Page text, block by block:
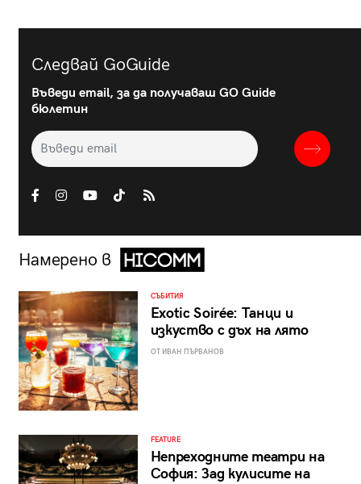
Следвай GoGuide
Въведи email, за да получаваш GO Guide
бюлетин
Намерено в
СЪБИТИЯ
Exotic Soirée: Танци и
изкуство с дъх на лято
ОТ ИВАН ПЪРВАНОВ
FEATURE
Непреходните театри на
София: Зад кулисите на